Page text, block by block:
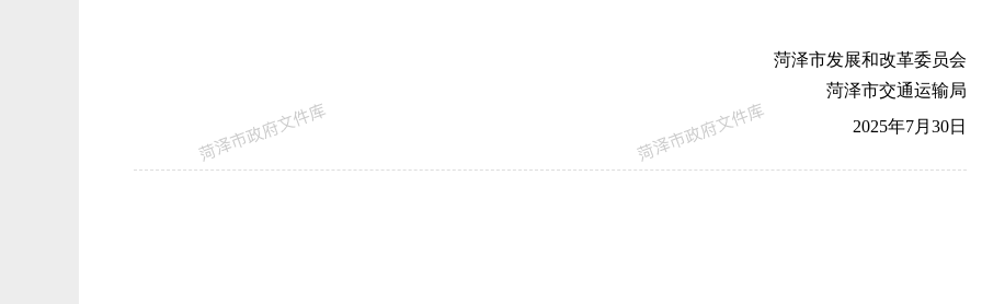
菏泽市发展和改革委员会
菏泽市交通运输局
2025年7月30日